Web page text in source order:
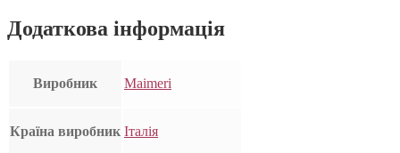
Додаткова інформація
Виробник Maimeri
Країна виробник Італія